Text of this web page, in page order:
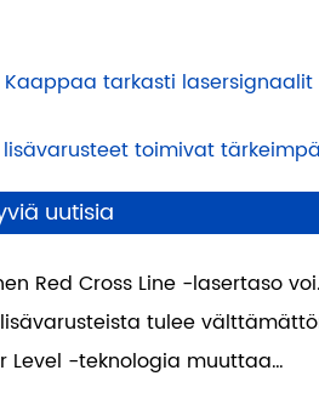
tarkasti lasersignaalit
toimivat
uutisia
Red Cross Line -lasertaso voi
ja tehokkuutta nykyaikaisissa
tulee
Level -teknologia muuttaa